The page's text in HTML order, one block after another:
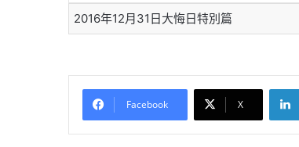
2016年12月31日大悔日特別篇
Facebook X